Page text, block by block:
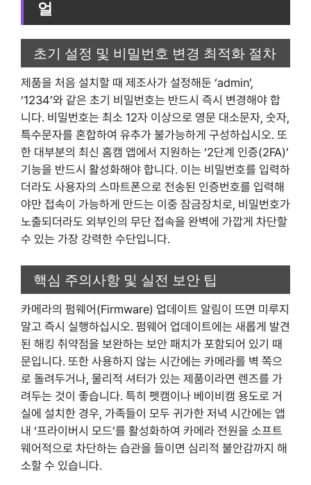
얼
초기 설정 및 비밀번호 변경 최적화 절차
제품을 처음 설치할 때 제조사가 설정해둔 ‘admin’,
‘1234’와 같은 초기 비밀번호는 반드시 즉시 변경해야 합
니다. 비밀번호는 최소 12자 이상으로 영문 대소문자, 숫자,
특수문자를 혼합하여 유추가 불가능하게 구성하십시오. 또
한 대부분의 최신 홈캠 앱에서 지원하는 ‘2단계 인증(2FA)’
기능을 반드시 활성화해야 합니다. 이는 비밀번호를 입력하
더라도 사용자의 스마트폰으로 전송된 인증번호를 입력해
야만 접속이 가능하게 만드는 이중 잠금장치로, 비밀번호가
노출되더라도 외부인의 무단 접속을 완벽에 가깝게 차단할
수 있는 가장 강력한 수단입니다.
핵심 주의사항 및 실전 보안 팁
카메라의 펌웨어(Firmware) 업데이트 알림이 뜨면 미루지
말고 즉시 실행하십시오. 펌웨어 업데이트에는 새롭게 발견
된 해킹 취약점을 보완하는 보안 패치가 포함되어 있기 때
문입니다. 또한 사용하지 않는 시간에는 카메라를 벽 쪽으
로 돌려두거나, 물리적 셔터가 있는 제품이라면 렌즈를 가
려두는 것이 좋습니다. 특히 펫캠이나 베이비캠 용도로 거
실에 설치한 경우, 가족들이 모두 귀가한 저녁 시간에는 앱
내 ‘프라이버시 모드’를 활성화하여 카메라 전원을 소프트
웨어적으로 차단하는 습관을 들이면 심리적 불안감까지 해
소할 수 있습니다.